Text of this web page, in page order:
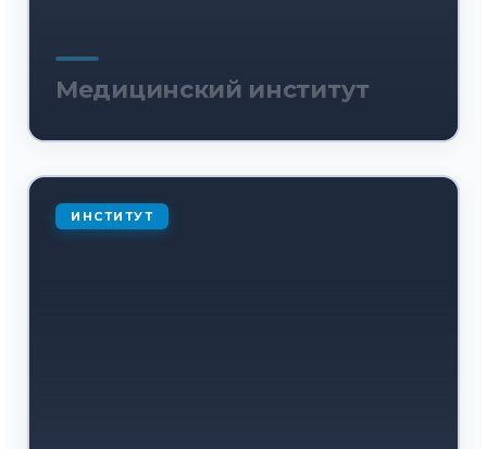
Медицинский институт
ИНСТИТУТ